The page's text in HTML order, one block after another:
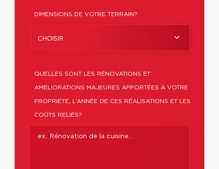
DIMENSIONS DE VOTRE TERRAIN?
CHOISIR
QUELLES SONT LES RÉNOVATIONS ET
AMÉLIORATIONS MAJEURES APPORTÉES À VOTRE
PROPRIÉTÉ, L’ANNÉE DE CES RÉALISATIONS ET LES
COÛTS RELIÉS?